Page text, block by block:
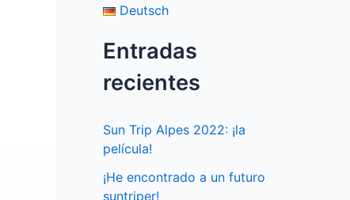
Deutsch
Entradas
recientes
Sun Trip Alpes 2022: ¡la
película!
¡He encontrado a un futuro
suntriper!